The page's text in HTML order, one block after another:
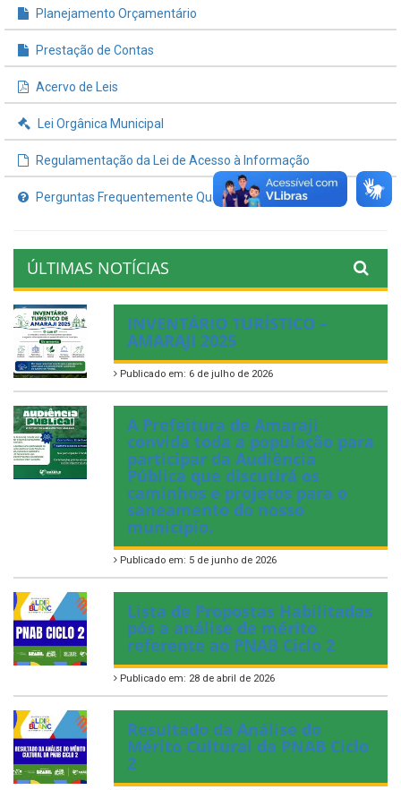
Planejamento Orçamentário
Prestação de Contas
Acervo de Leis
Lei Orgânica Municipal
Regulamentação da Lei de Acesso à Informação
Perguntas Frequentemente Questionadas
ÚLTIMAS NOTÍCIAS
INVENTÁRIO TURÍSTICO –
AMARAJI 2025
Publicado em: 6 de julho de 2026
A Prefeitura de Amaraji
convida toda a população para
participar da Audiência
Pública que discutirá os
caminhos e projetos para o
saneamento do nosso
município.
Publicado em: 5 de junho de 2026
Lista de Propostas Habilitadas
pós a análise de mérito
referente ao PNAB Ciclo 2
Publicado em: 28 de abril de 2026
Resultado da Análise do
Mérito Cultural da PNAB Ciclo
2